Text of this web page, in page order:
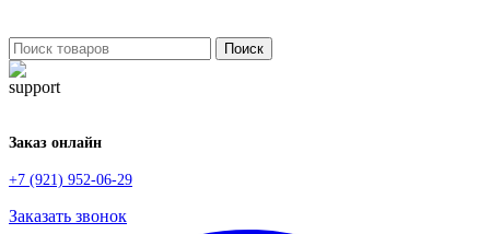
Поиск
Заказ онлайн
+7 (921) 952-06-29
Заказать звонок